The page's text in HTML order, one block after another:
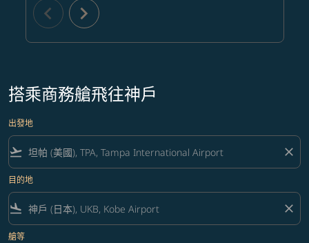
chevron_left chevron_right
搭乘商務艙飛往神戶
出發地
flight_takeoff close
目的地
flight_land close
艙等